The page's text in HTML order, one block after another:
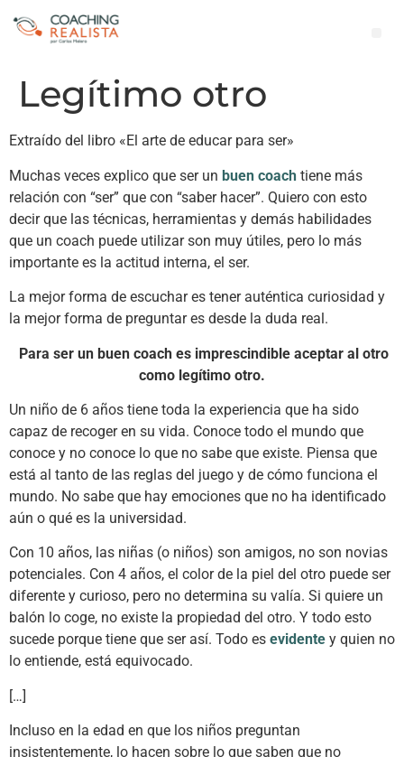
Legítimo otro
Extraído del libro «El arte de educar para ser»
Muchas veces explico que ser un buen coach tiene más
relación con “ser” que con “saber hacer”. Quiero con esto
decir que las técnicas, herramientas y demás habilidades
que un coach puede utilizar son muy útiles, pero lo más
importante es la actitud interna, el ser.
La mejor forma de escuchar es tener auténtica curiosidad y
la mejor forma de preguntar es desde la duda real.
Para ser un buen coach es imprescindible aceptar al otro
como legítimo otro.
Un niño de 6 años tiene toda la experiencia que ha sido
capaz de recoger en su vida. Conoce todo el mundo que
conoce y no conoce lo que no sabe que existe. Piensa que
está al tanto de las reglas del juego y de cómo funciona el
mundo. No sabe que hay emociones que no ha identificado
aún o qué es la universidad.
Con 10 años, las niñas (o niños) son amigos, no son novias
potenciales. Con 4 años, el color de la piel del otro puede ser
diferente y curioso, pero no determina su valía. Si quiere un
balón lo coge, no existe la propiedad del otro. Y todo esto
sucede porque tiene que ser así. Todo es evidente y quien no
lo entiende, está equivocado.
[…]
Incluso en la edad en que los niños preguntan
insistentemente, lo hacen sobre lo que saben que no